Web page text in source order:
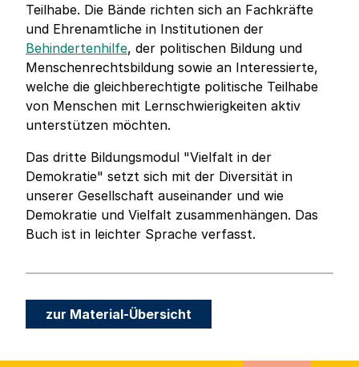
Teilhabe. Die Bände richten sich an Fachkräfte
und Ehrenamtliche in Institutionen der
Behindertenhilfe, der politischen Bildung und
Menschenrechtsbildung sowie an Interessierte,
welche die gleichberechtigte politische Teilhabe
von Menschen mit Lernschwierigkeiten aktiv
unterstützen möchten.
Das dritte Bildungsmodul "Vielfalt in der
Demokratie" setzt sich mit der Diversität in
unserer Gesellschaft auseinander und wie
Demokratie und Vielfalt zusammenhängen. Das
Buch ist in leichter Sprache verfasst.
zur Material-Übersicht